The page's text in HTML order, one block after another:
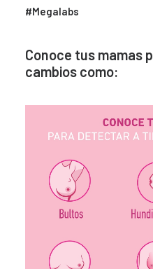
#Megalabs
Conoce tus mamas
cambios como: